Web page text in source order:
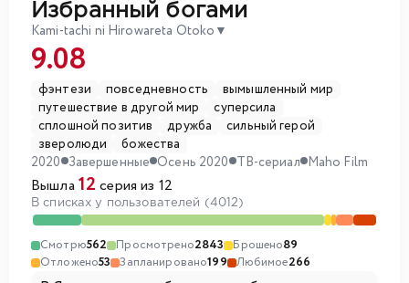
Избранный богами
Kami-tachi ni Hirowareta Otoko ▼
9.08
фэнтези повседневность
вымышленный мир
путешествие в другой мир
суперсила
сплошной позитив
дружба
сильный герой
зверолюди
божества
2020 Завершенные Осень 2020 ТВ-сериал Maho Film
Вышла 12 серия из 12
В списках у пользователей (4012)
Смотрю562 Просмотрено2843 Брошено89
Отложено53 Запланировано199 Любимое266